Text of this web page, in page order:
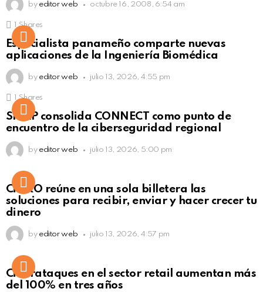
by editor web octubre 16, 2008, 6:54 am
Click to view this post
Shares
Especialista panameño comparte nuevas
aplicaciones de la Ingeniería Biomédica
by editor web julio 13, 2026, 4:55 pm
Click to view this post
Shares
SISAP consolida CONNECT como punto de
encuentro de la ciberseguridad regional
by editor web julio 13, 2026, 5:00 pm
Not Safe For Work
Click to view this post
CiNKO reúne en una sola billetera las
soluciones para recibir, enviar y hacer crecer tu
dinero
by editor web julio 13, 2026, 4:57 pm
Ciberataques en el sector retail aumentan más
del 100% en tres años